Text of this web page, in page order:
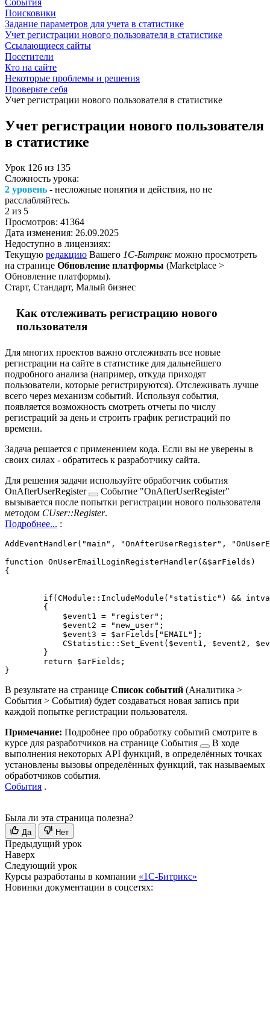
События
Поисковики
Задание параметров для учета в статистике
Учет регистрации нового пользователя в статистике
Ссылающиеся сайты
Посетители
Кто на сайте
Некоторые проблемы и решения
Проверьте себя
Учет регистрации нового пользователя в статистике
Учет регистрации нового пользователя
в статистике
Урок 126 из 135
Сложность урока:
2 уровень - несложные понятия и действия, но не
расслабляйтесь.
2 из 5
Просмотров: 41364
Дата изменения: 26.09.2025
Недоступно в лицензиях:
Текущую редакцию Вашего 1С-Битрикс можно просмотреть
на странице Обновление платформы (Marketplace >
Обновление платформы).
Старт, Стандарт, Малый бизнес
Как отслеживать регистрацию нового
пользователя
Для многих проектов важно отслеживать все новые
регистрации на сайте в статистике для дальнейшего
подробного анализа (например, откуда приходят
пользователи, которые регистрируются). Отслеживать лучше
всего через механизм событий. Используя события,
появляется возможность смотреть отчеты по числу
регистраций за день и строить график регистраций по
времени.
Задача решается с применением кода. Если вы не уверены в
своих силах - обратитесь к разработчику сайта.
Для решения задачи используйте обработчик события
OnAfterUserRegister
Событие "OnAfterUserRegister"
вызывается после попытки регистрации нового пользователя
методом CUser::Register.
Подробнее... :
AddEventHandler("main", "OnAfterUserRegister",
function OnUserEmailLoginRegisterHandler(&$arFields)
{
if(CModule::IncludeModule("statistic") &&
        {
            $event1 = "register";
            $event2 = "new_user";
            $event3 = $arFields["EMAIL"];
CStatistic::Set_Event($event1,
        }
        return $arFields;
В результате на странице Список событий (Аналитика >
События > События) будет создаваться новая запись при
каждой попытке регистрации пользователя.
Примечание: Подробнее про обработку событий смотрите в
курсе для разработчиков на странице События
В ходе
выполнения некоторых API функций, в определённых точках
установлены вызовы определённых функций, так называемых
обработчиков события.
События .
Была ли эта страница полезна?
Да Нет
Предыдущий урок
Наверх
Следующий урок
Курсы разработаны в компании «1С-Битрикс»
Новинки документации в соцсетях: